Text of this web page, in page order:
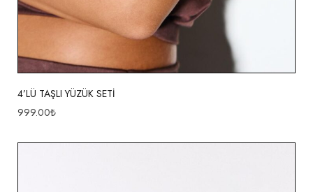
4’LÜ TAŞLI YÜZÜK SETİ
999.00₺